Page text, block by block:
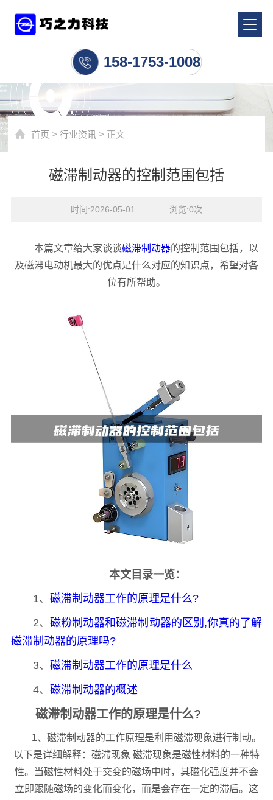
158-1753-1008
首页 >行业资讯 > 正文
磁滞制动器的控制范围包括
时间:2026-05-01    浏览:0次
本篇文章给大家谈谈磁滞制动器的控制范围包括，以
及磁滞电动机最大的优点是什么对应的知识点，希望对各
位有所帮助。
本文目录一览：
1、 磁滞制动器工作的原理是什么?
2、磁粉制动器和磁滞制动器的区别,你真的了解
磁滞制动器的原理吗?
3、 磁滞制动器工作的原理是什么
4、 磁滞制动器的概述
磁滞制动器工作的原理是什么?
1、磁滞制动器的工作原理是利用磁滞现象进行制动。
以下是详细解释：磁滞现象 磁滞现象是磁性材料的一种特
性。当磁性材料处于交变的磁场中时，其磁化强度并不会
立即跟随磁场的变化而变化，而是会存在一定的滞后。这